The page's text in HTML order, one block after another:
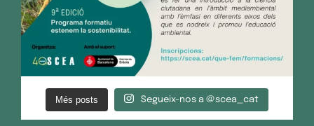
Més posts Segueix-nos a @scea_cat